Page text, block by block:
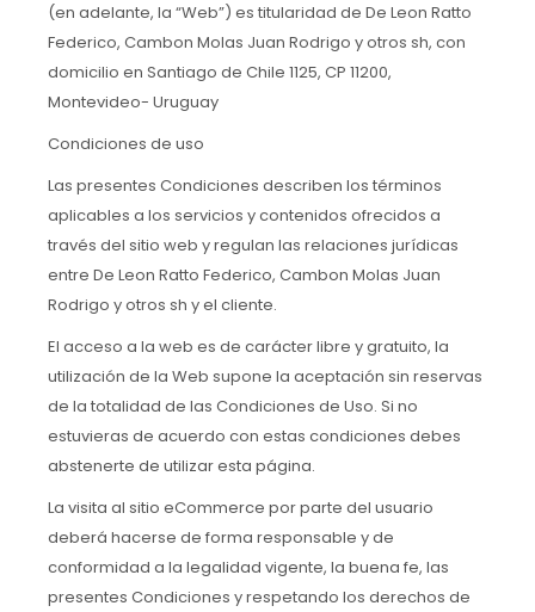
(en adelante, la “Web”) es titularidad de De Leon Ratto
Federico, Cambon Molas Juan Rodrigo y otros sh, con
domicilio en Santiago de Chile 1125, CP 11200,
Montevideo- Uruguay
Condiciones de uso
Las presentes Condiciones describen los términos
aplicables a los servicios y contenidos ofrecidos a
través del sitio web y regulan las relaciones jurídicas
entre De Leon Ratto Federico, Cambon Molas Juan
Rodrigo y otros sh y el cliente.
El acceso a la web es de carácter libre y gratuito, la
utilización de la Web supone la aceptación sin reservas
de la totalidad de las Condiciones de Uso. Si no
estuvieras de acuerdo con estas condiciones debes
abstenerte de utilizar esta página.
La visita al sitio eCommerce por parte del usuario
deberá hacerse de forma responsable y de
conformidad a la legalidad vigente, la buena fe, las
presentes Condiciones y respetando los derechos de